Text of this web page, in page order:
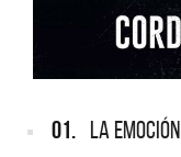
01. LA EMOCIÓN